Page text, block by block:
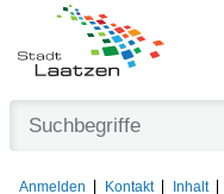
Anmelden Kontakt Inhalt